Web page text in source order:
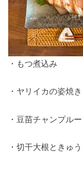
・もつ煮込み
・ヤリイカの姿焼き
・豆苗チャンプルー
・切干大根ときゅ